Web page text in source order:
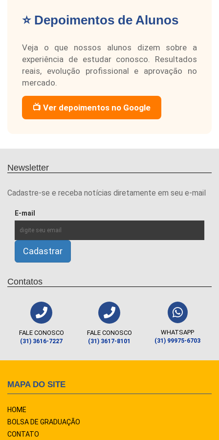
⭐ Depoimentos de Alunos
Veja o que nossos alunos dizem sobre a
experiência de estudar conosco. Resultados
reais, evolução profissional e aprovação no
mercado.
📺 Ver depoimentos no Google
Newsletter
Cadastre-se e receba notícias diretamente em seu e-mail
E-mail
Contatos
FALE CONOSCO
(31) 3616-7227
FALE CONOSCO
(31) 3617-8101
WHATSAPP
(31) 99975-6703
MAPA DO SITE
HOME
BOLSA DE GRADUAÇÃO
CONTATO